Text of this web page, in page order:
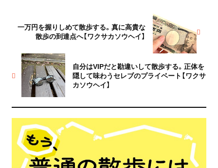
自分はVIPだと勘違いして散歩する。正体を
隠して味わうセレブのプライベート【ワクサ
カソウヘイ】
一万円を握りしめて散歩する。真に高貴な
散歩の到達点へ【ワクサカソウヘイ】